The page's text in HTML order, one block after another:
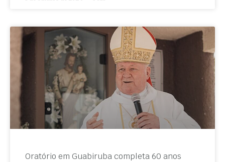
Oratório em Guabiruba completa 60 anos